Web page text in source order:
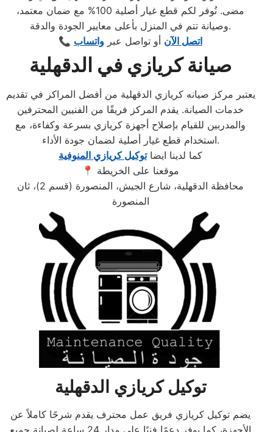
مضى. نُوفر لكم قطع غيار أصلية 100% مع ضمان معتمد،
وصيانة تتم في المنزل بأعلى معايير الجودة والدقة.
📞
اتصل الآن أو تواصل عبر واتساب
صيانة كريازي في الدقهلية
يعتبر مركز صيانه كريازي الدقهلية من أفضل المراكز في تقديم
خدمات الصيانة. يقدم المركز فريقًا من الفنيين المحترفين
والمدربين للقيام بإصلاح أجهزة كريازي بسرعة وكفاءة، مع
استخدام قطع غيار أصلية لضمان جودة الأداء.
كما لدينا ايضاتوكيل كريازي المنوفية
📍 موقعنا على الخريطة
محافظة الدقهلية، شارع الجيش، المنصورة (قسم 2)، ثان
المنصورة
توكيل كريازي الدقهلية
يضم توكيل كريازي فريق عمل محترف يقدم شرحًا كاملاً عن
الأجهزة، كما يوفر دعمًا فنيًا على مدار 24 ساعة لصيانة جميع